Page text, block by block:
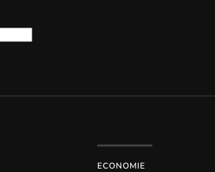
ECONOMIE